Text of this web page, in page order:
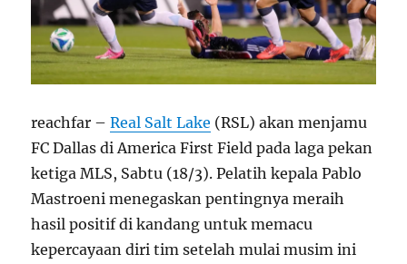
reachfar –Real Salt Lake (RSL) akan menjamu
FC Dallas di America First Field pada laga pekan
ketiga MLS, Sabtu (18/3). Pelatih kepala Pablo
Mastroeni menegaskan pentingnya meraih
hasil positif di kandang untuk memacu
kepercayaan diri tim setelah mulai musim ini